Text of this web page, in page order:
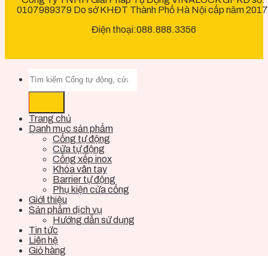
0107989379 Do sở KHĐT Thành Phố Hà Nội cấp năm
Điện thoại:088.888.3356
Trang chủ
Danh mục sản phẩm
Cổng tự động
Cửa tự động
Cổng xếp inox
Khóa vân tay
Barrier tự động
Phụ kiện cửa cổng
Giới thiệu
Sản phẩm dịch vụ
Hướng dẫn sử dụng
Tin tức
Liên hệ
Giỏ hàng